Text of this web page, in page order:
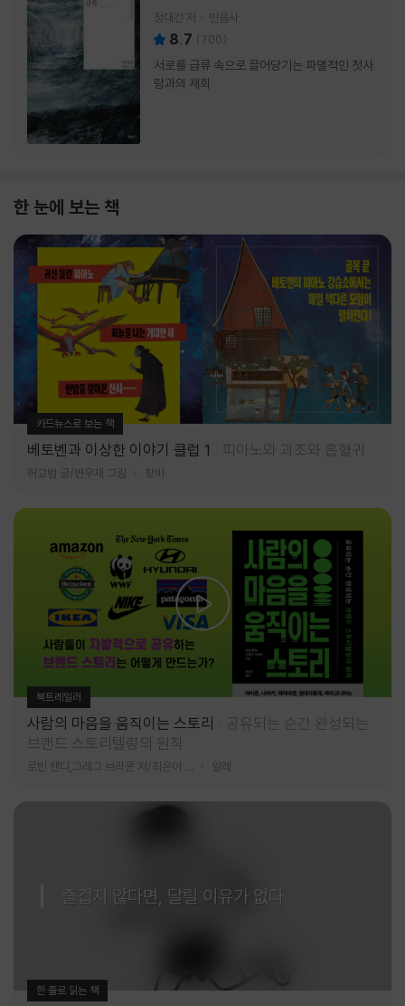
정대건 저 민음사
8.7 (700)
서로를 급류 속으로 끌어당기는 파멸적인 첫사
랑과의 재회
한 눈에 보는 책
카드뉴스로 보는 책
베토벤과 이상한 이야기 클럽 1 피아노와 괴조와 흡혈귀
허교범 글/변우재 그림 창비
북트레일러
사람의 마음을 움직이는 스토리
공유되는 순간 완성되는
브랜드 스토리텔링의 원칙
알레
즐겁지 않다면, 달릴 이유가 없다
한 줄로 읽는 책